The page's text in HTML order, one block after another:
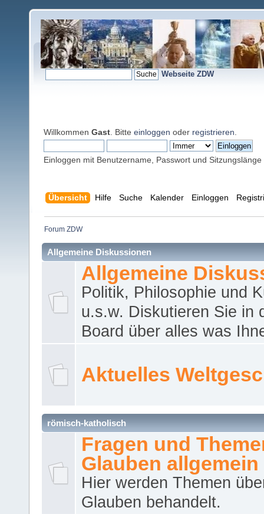
Webseite ZDW
Willkommen Gast . Bitte einloggen oder registrieren
Einloggen mit Benutzername, Passwort und Sitzungslänge
Übersicht Hilfe Suche Kalender Einloggen
Forum ZDW
Allgemeine Diskussionen
Allgemeine
Politik, Philosophie und
u.s.w. Diskutieren Sie in
Board über alles was
Aktuelles
römisch-katholisch
Fragen und
Glauben allgemein
Hier werden Themen
Glauben behandelt.